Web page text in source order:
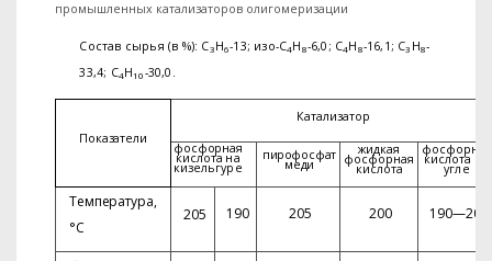
промышленных катализаторов олигомеризации
Состав сырья (в %): С3Н6-13; изо-С4Н8-6,0; С4Н8-16,1; С3 Н8-
33,4; С4Н10-30,0.
Показатели
Катализатор
фосфорная
кислота на
кизельгуре
пирофосфат
меди
жидкая
фосфорная
кислота
фосфорная
кислота
угле
Температура,
°С
205 190 205 200 190—200